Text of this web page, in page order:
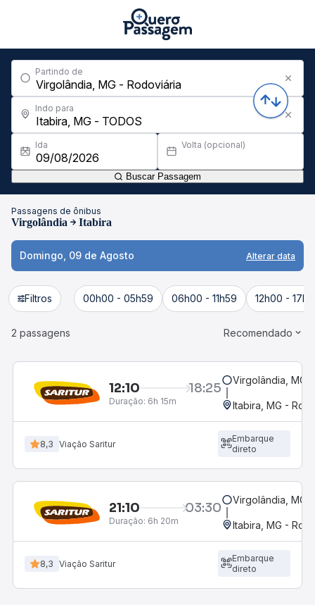
Partindo de
Indo para
Ida Volta (opcional)
Buscar Passagem
Passagens de ônibus
Virgolândia Itabira
Domingo, 09 de Agosto Alterar data
Filtros 00h00 - 05h59 06h00 - 11h59 12h00 -
2 passagens Recomendado
12:10 18:25
Duração: 6h 15m
Virgolândia, MG
Itabira, MG -
8,3 Viação Saritur
Embarque
direto
21:10 03:30
Duração: 6h 20m
Virgolândia, MG
Itabira, MG -
8,3 Viação Saritur
Embarque
direto